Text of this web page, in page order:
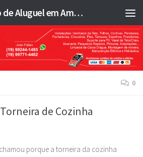
Jean Fabio - Marido de Aluguel em Americana SP e região - JFMA
0
de Cozinha
porque a torneira da cozinha